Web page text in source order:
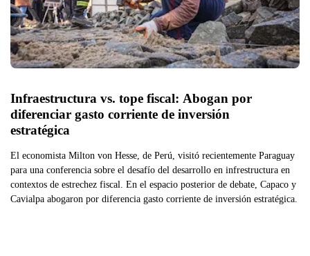
Infraestructura vs. tope fiscal: Abogan por
diferenciar gasto corriente de inversión
estratégica
El economista Milton von Hesse, de Perú, visitó recientemente Paraguay
para una conferencia sobre el desafío del desarrollo en infrestructura en
contextos de estrechez fiscal. En el espacio posterior de debate, Capaco y
Cavialpa abogaron por diferencia gasto corriente de inversión estratégica.